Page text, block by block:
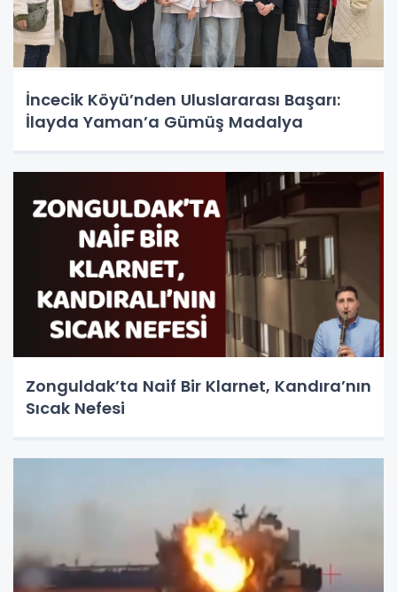
İncecik Köyü’nden Uluslararası Başarı:
İlayda Yaman’a Gümüş Madalya
Zonguldak’ta Naif Bir Klarnet, Kandıra’nın
Sıcak Nefesi